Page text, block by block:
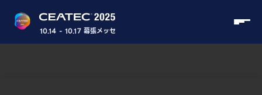
10.14 - 10.17 幕張メッセ